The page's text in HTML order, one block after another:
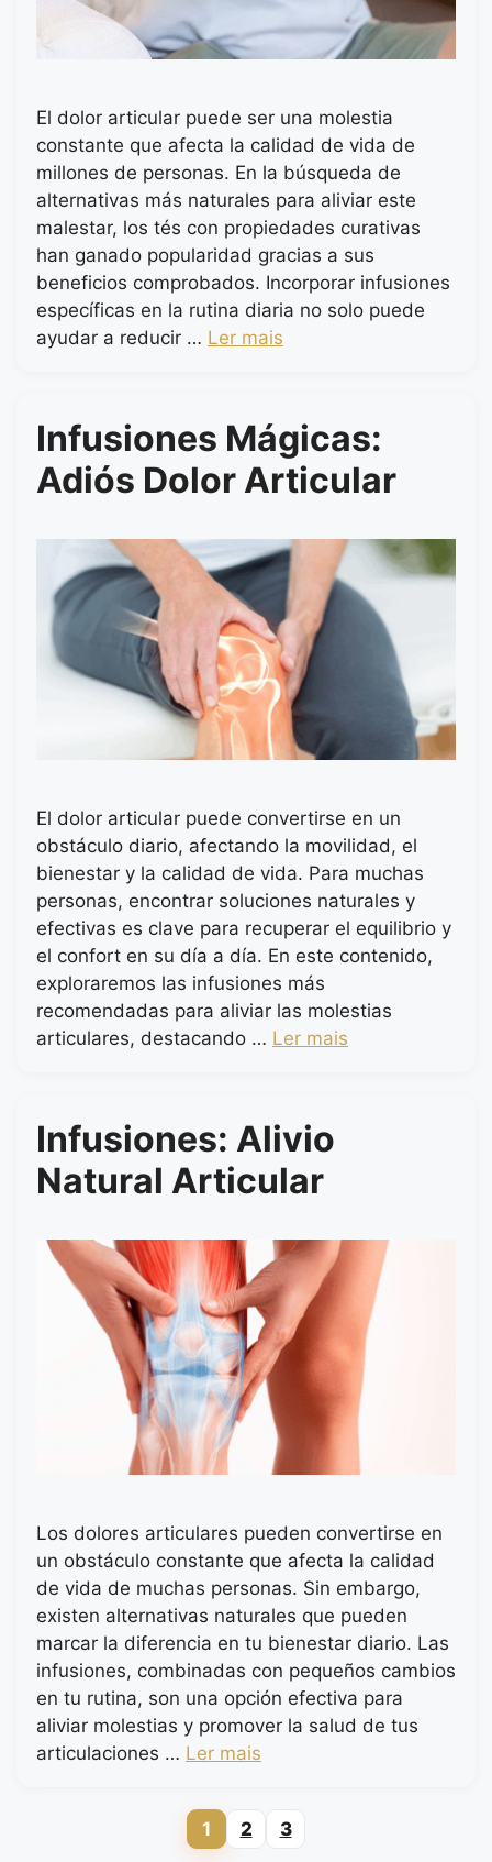
El dolor articular puede ser una molestia
constante que afecta la calidad de vida de
millones de personas. En la búsqueda de
alternativas más naturales para aliviar este
malestar, los tés con propiedades curativas
han ganado popularidad gracias a sus
beneficios comprobados. Incorporar infusiones
específicas en la rutina diaria no solo puede
ayudar a reducir … Ler mais
Infusiones Mágicas:
Adiós Dolor Articular
El dolor articular puede convertirse en un
obstáculo diario, afectando la movilidad, el
bienestar y la calidad de vida. Para muchas
personas, encontrar soluciones naturales y
efectivas es clave para recuperar el equilibrio y
el confort en su día a día. En este contenido,
exploraremos las infusiones más
recomendadas para aliviar las molestias
articulares, destacando … Ler mais
Infusiones: Alivio
Natural Articular
Los dolores articulares pueden convertirse en
un obstáculo constante que afecta la calidad
de vida de muchas personas. Sin embargo,
existen alternativas naturales que pueden
marcar la diferencia en tu bienestar diario. Las
infusiones, combinadas con pequeños cambios
en tu rutina, son una opción efectiva para
aliviar molestias y promover la salud de tus
articulaciones … Ler mais
Page
1 Page
2 Page
3